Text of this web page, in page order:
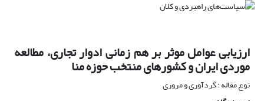
ارزیابی عوامل موثر بر هم زمانی ادوار تجاری، مطالعه
موردی ایران و کشورهای منتخب حوزه منا
نوع مقاله : گردآوری و مروری